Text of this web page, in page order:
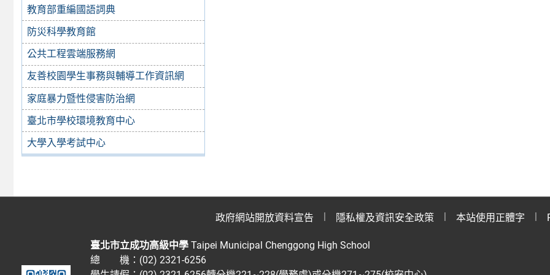
教育部重編國語詞典
防災科學教育館
公共工程雲端服務網
友善校園學生事務與輔導工作資訊網
家庭暴力暨性侵害防治網
臺北市學校環境教育中心
大學入學考試中心
政府網站開放資料宣告 隱私權及資訊安全政策 本站使用正體字
臺北市立成功高級中學Taipei Municipal Chenggong High School
總 機：(02) 2321-6256